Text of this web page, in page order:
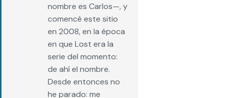
nombre es Carlos—, y
comencé este sitio
en 2008, en la época
en que Lost era la
serie del momento:
de ahí el nombre.
Desde entonces no
he parado: me